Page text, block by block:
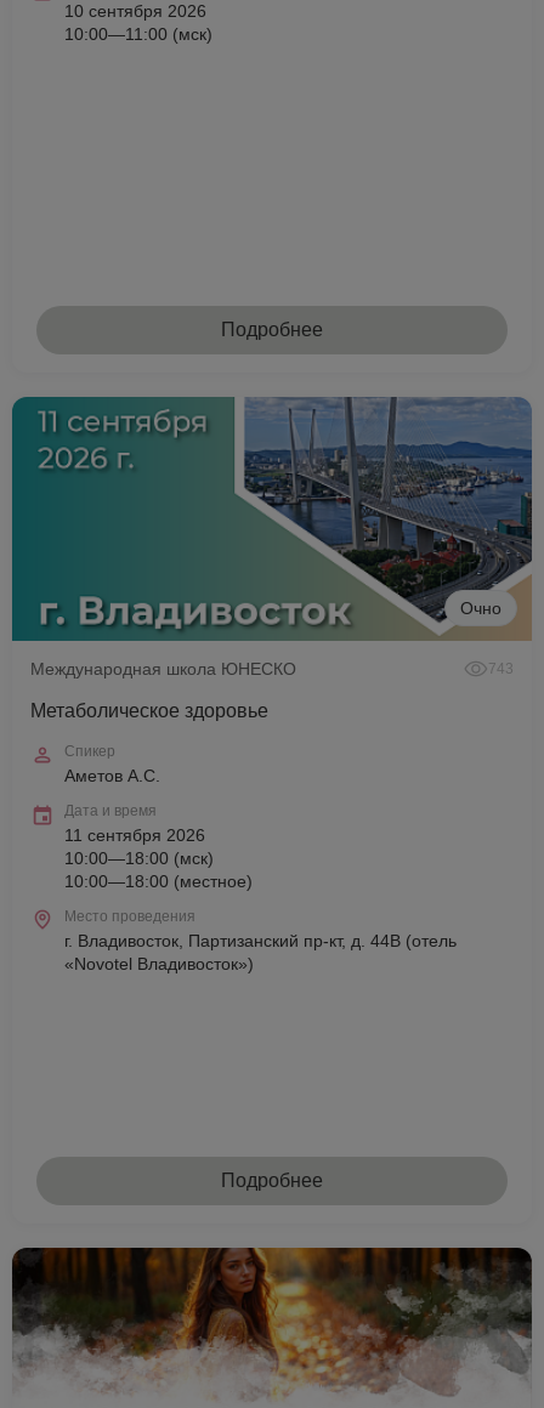
10 сентября 2026
10:00—11:00 (мск)
Подробнее
Очно
Международная школа ЮНЕСКО 743
Метаболическое здоровье
Спикер
Аметов А.С.
Дата и время
11 сентября 2026
10:00—18:00 (мск)
10:00—18:00 (местное)
Место проведения
г. Владивосток, Партизанский пр-кт, д. 44В (отель
«Novotel Владивосток»)
Подробнее